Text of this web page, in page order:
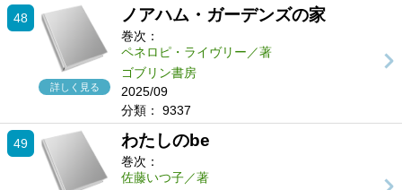
48
詳しく見る
ノアハム・ガーデンズの家
巻次：
ペネロピ・ライヴリー／著
ゴブリン書房
2025/09
分類：
9337
49 わたしのbe
巻次：
佐藤いつ子／著